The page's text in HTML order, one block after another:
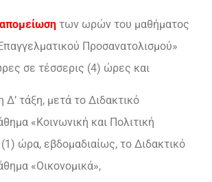
των ωρών του μαθήματος
Προσανατολισμού»
σε τέσσερις (4) ώρες και
Δ’ τάξη, μετά το Διδακτικό
«Κοινωνική και Πολιτική
ώρα, εβδομαδιαίως, το Διδακτικό
«Οικονομικά»,